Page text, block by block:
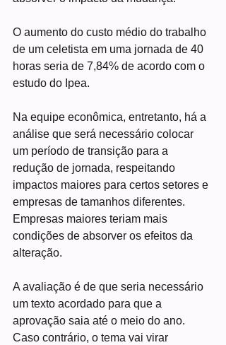
O aumento do custo médio do trabalho
de um celetista em uma jornada de 40
horas seria de 7,84% de acordo com o
estudo do Ipea.
Na equipe econômica, entretanto, há a
análise que será necessário colocar
um período de transição para a
redução de jornada, respeitando
impactos maiores para certos setores e
empresas de tamanhos diferentes.
Empresas maiores teriam mais
condições de absorver os efeitos da
alteração.
A avaliação é de que seria necessário
um texto acordado para que a
aprovação saia até o meio do ano.
Caso contrário, o tema vai virar